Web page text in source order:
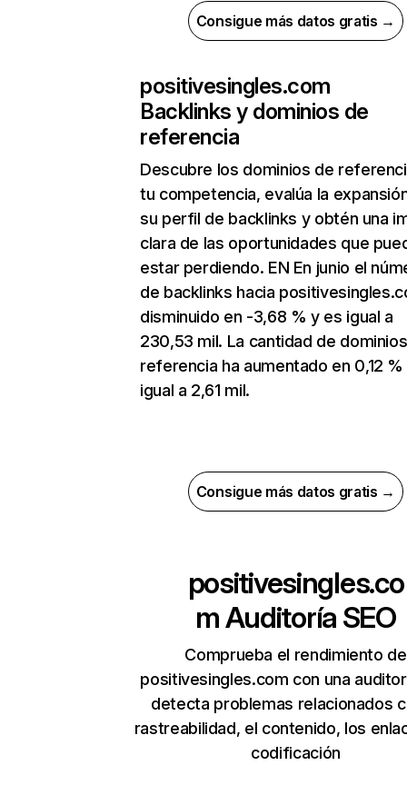
Consigue más datos gratis →
positivesingles.com
Backlinks y dominios de
referencia
Descubre los dominios de
tu competencia, evalúa la
su perfil de backlinks y obtén una
clara de las oportunidades que
estar perdiendo. EN En junio el
de backlinks hacia
disminuido en -3,68 % y es igual a
230,53 mil. La cantidad de
referencia ha aumentado en 0,12
igual a 2,61 mil.
Consigue más datos gratis →
positivesingles.co
mAuditoría SEO
Comprueba el rendimiento de
positivesingles.com con una
detecta problemas relacionados
rastreabilidad, el contenido, los
codificación